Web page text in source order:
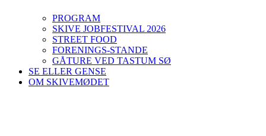
PROGRAM
SKIVE JOBFESTIVAL 2026
STREET FOOD
FORENINGS-STANDE
GÅTURE VED TASTUM SØ
SE ELLER GENSE
OM SKIVEMØDET